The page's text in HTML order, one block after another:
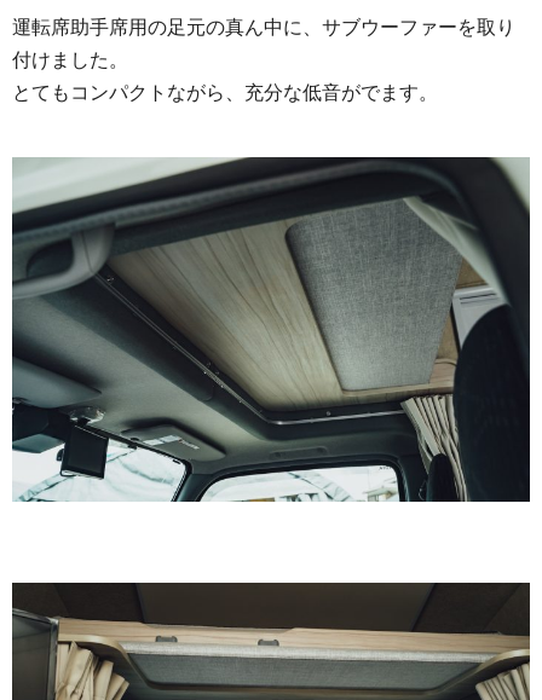
運転席助手席用の足元の真ん中に、サブウーファーを取り
付けました。
とてもコンパクトながら、充分な低音がでます。